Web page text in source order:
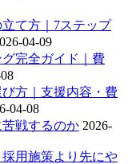
て方｜7ステップ
04-09
完全ガイド｜費
方｜支援内容・費
04-08
戦するのか 2026-
用施策より先にや